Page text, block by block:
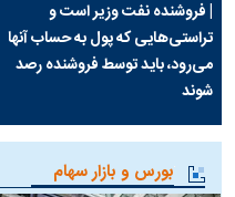
| فروشنده نفت وزیر است و
تراستی‌هایی که پول به حساب آنها
می‌رود، باید توسط فروشنده رصد
شوند
بورس و بازار سهام